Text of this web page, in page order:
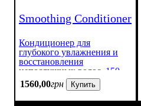
Smoothing Conditioner
Кондиционер для
глубокого увлажнения и
восстановления
непослушных волос, 150
мл
1560,00грн Купить